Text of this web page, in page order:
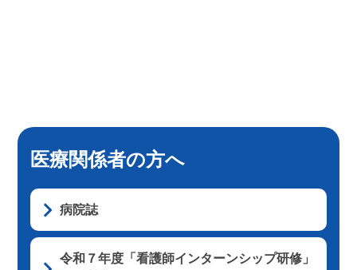
医療関係者の方へ
病院誌
令和７年度「看護師インターンシップ研修」